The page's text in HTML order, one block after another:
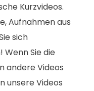
Kurzvideos.
Aufnahmen aus
sich
Wenn Sie die
andere Videos
unsere Videos